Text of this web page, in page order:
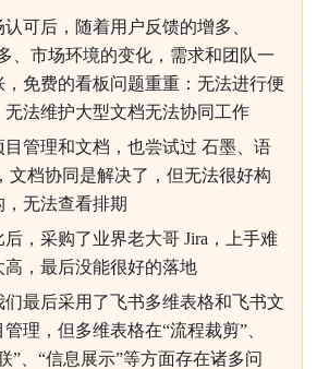
可后，随着用户反馈的增多、
、市场环境的变化，需求和团队一
，免费的看板问题重重：无法进行便
无法维护大型文档无法协同工作
目管理和文档，也尝试过 石墨、语
文档协同是解决了，但无法很好构
无法查看排期
后，采购了业界老大哥 Jira，上手难
高，最后没能很好的落地
们最后采用了飞书多维表格和飞书文
理，但多维表格在“流程裁剪”、
”、“信息展示”等方面存在诸多问